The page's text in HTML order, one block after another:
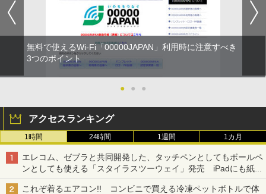
無料で使えるWi-Fi「00000JAPAN」利用時に注意すべき
3つのポイント
● ● ●
アクセスランキング
1時間 24時間 1週間 1カ月
エレコム、ゼブラと共同開発した、タッチペンとしてもボールペ
ンとしても使える「スタイラスツーウェイ」発売 iPadにも紙に
も、持ち替えずに書き込める
これぞ着るエアコン!! コンビニで買える冷凍ペットボトルで体